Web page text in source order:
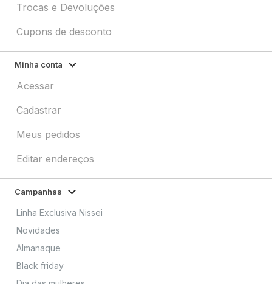
Trocas e Devoluções
Cupons de desconto
Minha conta
Acessar
Cadastrar
Meus pedidos
Editar endereços
Campanhas
Linha Exclusiva Nissei
Novidades
Almanaque
Black friday